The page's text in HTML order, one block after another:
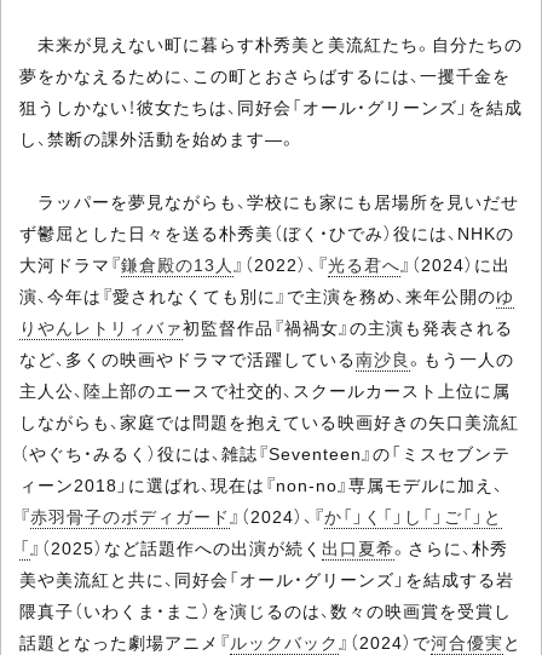
未来が見えない町に暮らす朴秀美と美流紅たち。自分たちの
夢をかなえるために、この町とおさらばするには、一攫千金を
狙うしかない！彼女たちは、同好会「オール・グリーンズ」を結成
し、禁断の課外活動を始めます―。
ラッパーを夢見ながらも、学校にも家にも居場所を見いだせ
ず鬱屈とした日々を送る朴秀美（ぼく・ひでみ）役には、NHKの
大河ドラマ『鎌倉殿の13人 』（2022）、『光る君へ 』（2024）に出
演、今年は『愛されなくても別に』で主演を務め、来年公開のゆ
りやんレトリィバァ初監督作品『禍禍女』の主演も発表される
など、多くの映画やドラマで活躍している南沙良。もう一人の
主人公、陸上部のエースで社交的、スクールカースト上位に属
しながらも、家庭では問題を抱えている映画好きの矢口美流紅
（やぐち・みるく）役には、雑誌『Seventeen』の「ミスセブンテ
ィーン2018」に選ばれ、現在は『non-no』専属モデルに加え、
『赤羽骨子のボディガード 』（2024）、『か「」く「」し「」ご「」と
「 』（2025）など話題作への出演が続く 出口夏希。さらに、朴秀
美や美流紅と共に、同好会「オール・グリーンズ」を結成する岩
隈真子（いわくま・まこ）を演じるのは、数々の映画賞を受賞し
話題となった劇場アニメ『ルックバック 』（2024）で河合優実と